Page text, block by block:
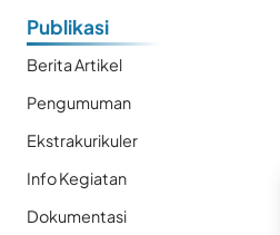
Publikasi
Berita Artikel
Pengumuman
Ekstrakurikuler
Info Kegiatan
Dokumentasi